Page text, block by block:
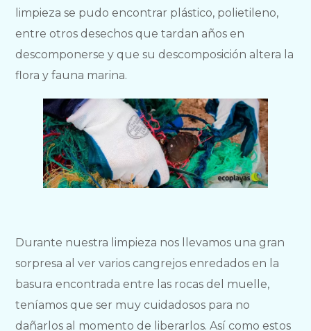
limpieza se pudo encontrar plástico, polietileno,
entre otros desechos que tardan años en
descomponerse y que su descomposición altera la
flora y fauna marina.
Durante nuestra limpieza nos llevamos una gran
sorpresa al ver varios cangrejos enredados en la
basura encontrada entre las rocas del muelle,
teníamos que ser muy cuidadosos para no
dañarlos al momento de liberarlos. Así como estos